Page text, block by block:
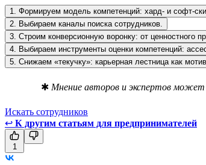
1. Формируем модель компетенций: хард- и софт-
2. Выбираем каналы поиска сотрудников.
3. Строим конверсионную воронку: от ценностного
4. Выбираем инструменты оценки компетенций:
5. Снижаем «текучку»: карьерная лестница как
✱ Мнение авторов и экспертов может
Искать сотрудников
↩ К другим статьям для предпринимателей
1